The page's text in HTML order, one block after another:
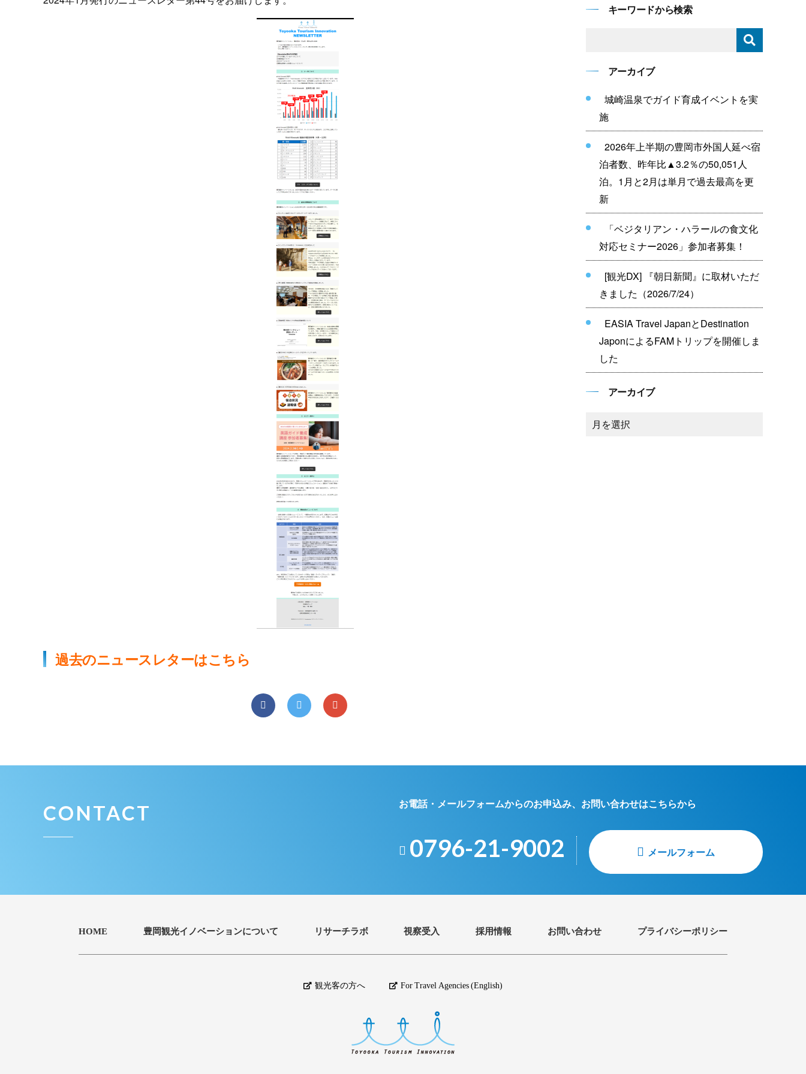
過去のニュースレターはこちら
キーワードから検索
アーカイブ
城崎温泉でガイド育成イベントを実
施
2026年上半期の豊岡市外国人延べ宿
泊者数、昨年比▲3.2％の50,051人
泊。1月と2月は単月で過去最高を更
新
「ベジタリアン・ハラールの食文化
対応セミナー2026」参加者募集！
[観光DX] 『朝日新聞』に取材いただ
きました（2026/7/24）
EASIA Travel JapanとDestination
JaponによるFAMトリップを開催しま
した
アーカイブ
CONTACT お電話・メールフォームからのお申込み、お問い合わせはこちらから
0796-21-9002 メールフォーム
HOME 豊岡観光イノベーションについて リサーチラボ 視察受入 採用情報 お問い合わせ プライバシーポリシー
観光客の方へ For Travel Agencies (English)